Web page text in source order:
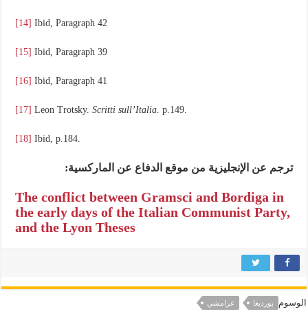
[14] Ibid, Paragraph 42
[15] Ibid, Paragraph 39
[16] Ibid, Paragraph 41
[17] Leon Trotsky.Scritti sull’Italia . p.149.
[18] Ibid, p.184.
ترجم عن الإنجليزية من موقع الدفاع عن الماركسية:
The conflict between Gramsci and Bordiga in
the early days of the Italian Communist Party,
and the Lyon Theses
الوسوم بورديغا غرامشي